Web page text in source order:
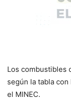
Los combustibles
según la tabla
el MINEC.